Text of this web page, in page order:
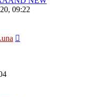
09:22